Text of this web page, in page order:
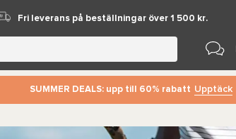
Fri leverans på beställningar över 1 500 kr.
SUMMER DEALS: upp till 60% rabatt Upptäck